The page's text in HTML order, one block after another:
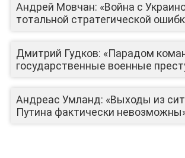
Андрей Мовчан: «Война с
тотальной стратегической
Дмитрий Гудков: «Парадом
государственные военные
Андреас Умланд: «Выходы из
Путина фактически